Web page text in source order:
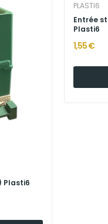
Plasti6
PLASTI6
Entrée
Plasti6
1,55 €